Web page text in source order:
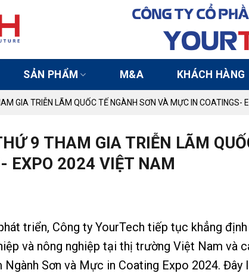
CÔNG TY CỔ
YOUR
SẢN PHẨM M&A KHÁCH HÀNG
GIA TRIỄN LÃM QUỐC TẾ NGÀNH SƠN VÀ MỰC IN COATINGS-
9 THAM GIA TRIỄN LÃM
EXPO 2024 VIỆT NAM
triển, Công ty YourTech tiếp tục khẳng
và nông nghiệp tại thị trường Việt Nam và
Sơn và Mực in Coating Expo 2024. Đây